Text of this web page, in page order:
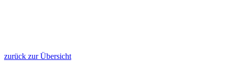
zurück zur Übersicht